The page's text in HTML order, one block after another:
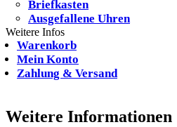
Briefkasten
Ausgefallene Uhren
Weitere Infos
Warenkorb
Mein Konto
Zahlung & Versand
Weitere Informationen